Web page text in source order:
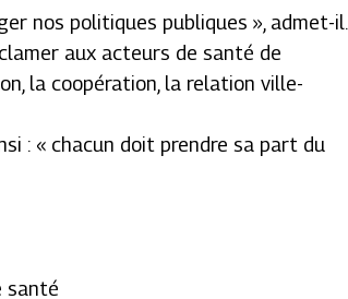
nos politiques publiques », admet-il.
aux acteurs de santé de
la coopération, la relation ville-
: « chacun doit prendre sa part du
santé